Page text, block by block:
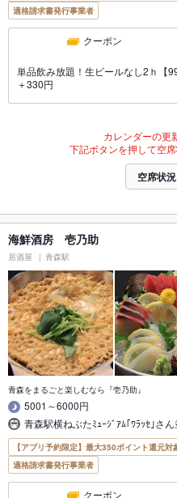
適格請求書発行事業者
クーポン
単品飲み放題！生ビールなし2ｈ【
＋330円
カレンダーの更
下記ボタンを押して空
空席状
海鮮酒房 壱乃助
居酒屋 青森駅
青森をまるごと楽しむなら『壱乃助』
5001～6000円
青森駅横ねぶたﾐｭｰｼﾞｱﾑ｢ﾜﾗｯｾ｣さ
【アプリ予約限定】最大350ポイント還元対
適格請求書発行事業者
クーポン